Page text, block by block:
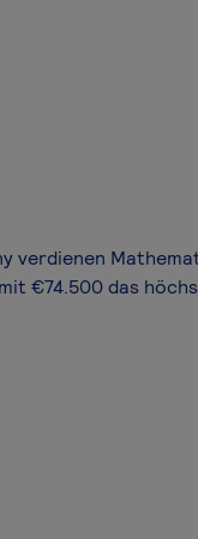
verdienen
€74.500 das